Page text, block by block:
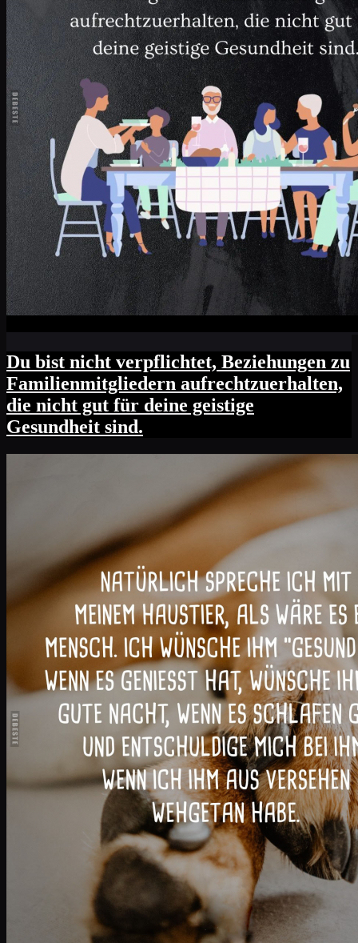
Du bist nicht verpflichtet, Beziehungen zu
Familienmitgliedern aufrechtzuerhalten,
die nicht gut für deine geistige
Gesundheit sind.